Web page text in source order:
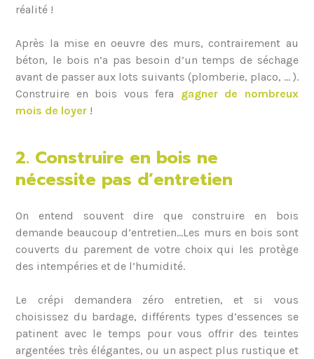
réalité !
Après la mise en oeuvre des murs, contrairement au
béton, le bois n’a pas besoin d’un temps de séchage
avant de passer aux lots suivants (plomberie, placo, … ).
Construire en bois vous fera gagner de nombreux
mois de loyer !
2. Construire en bois ne
nécessite pas d’entretien
On entend souvent dire que construire en bois
demande beaucoup d’entretien…Les murs en bois sont
couverts du parement de votre choix qui les protège
des intempéries et de l’humidité.
Le crépi demandera zéro entretien, et si vous
choisissez du bardage, différents types d’essences se
patinent avec le temps pour vous offrir des teintes
argentées très élégantes, ou un aspect plus rustique et